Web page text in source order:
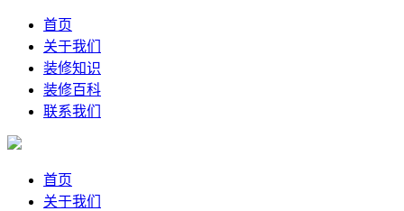
首页
关于我们
装修知识
装修百科
联系我们
首页
关于我们